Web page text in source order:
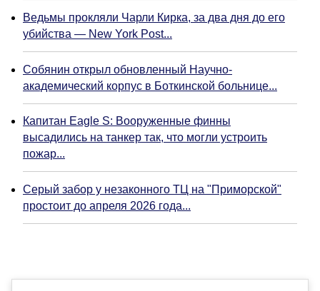
Ведьмы прокляли Чарли Кирка, за два дня до его
убийства — New York Post...
Собянин открыл обновленный Научно-
академический корпус в Боткинской больнице...
Капитан Eagle S: Вооруженные финны
высадились на танкер так, что могли устроить
пожар...
Серый забор у незаконного ТЦ на "Приморской"
простоит до апреля 2026 года...